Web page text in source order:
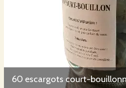
60 escargots court-